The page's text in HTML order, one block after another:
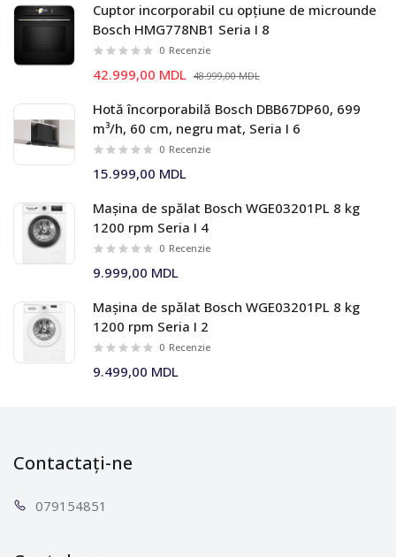
Cuptor incorporabil cu opțiune de microunde
Bosch HMG778NB1 Seria I 8
0 Recenzie
42.999,00 MDL 48.999,00 MDL
Hotă încorporabilă Bosch DBB67DP60, 699
m³/h, 60 cm, negru mat, Seria I 6
0 Recenzie
15.999,00 MDL
Mașina de spălat Bosch WGE03201PL 8 kg
1200 rpm Seria I 4
0 Recenzie
9.999,00 MDL
Mașina de spălat Bosch WGE03201PL 8 kg
1200 rpm Seria I 2
0 Recenzie
9.499,00 MDL
Contactați-ne
0791 54851